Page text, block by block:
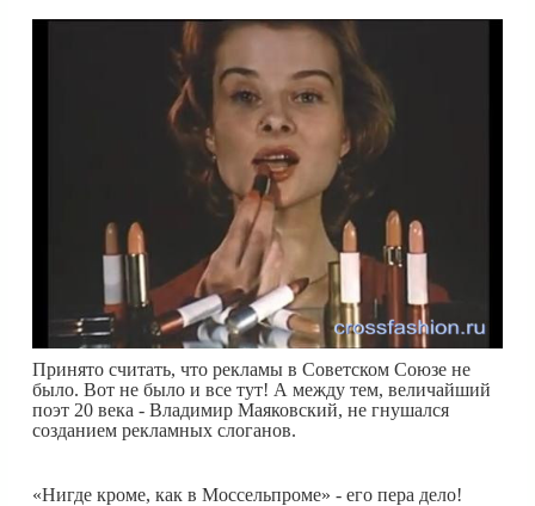
Принято считать, что рекламы в Советском Союзе не
было. Вот не было и все тут! А между тем, величайший
поэт 20 века - Владимир Маяковский, не гнушался
созданием рекламных слоганов.
«Нигде кроме, как в Моссельпроме» - его пера дело!